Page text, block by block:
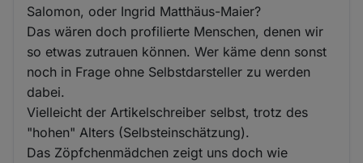
Salomon, oder Ingrid Matthäus-Maier?
Das wären doch profilierte Menschen, denen wir
so etwas zutrauen können. Wer käme denn sonst
noch in Frage ohne Selbstdarsteller zu werden
dabei.
Vielleicht der Artikelschreiber selbst, trotz des
"hohen" Alters (Selbsteinschätzung).
Das Zöpfchenmädchen zeigt uns doch wie